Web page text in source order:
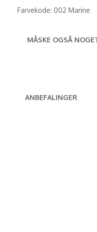
Farvekode: 002 Marine
MÅSKE OGSÅ
ANBEFALINGER